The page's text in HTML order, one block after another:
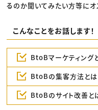
るのか聞いてみたい方等にオ
こんなことをお話します！
BtoBマーケティング
BtoBの集客方法とは
BtoBのサイト改善と